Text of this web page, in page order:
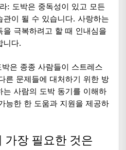
: 도박은 중독성이 있고 모든
관이 될 수 있습니다. 사랑하는
을 극복하려고 할 때 인내심을
니다.
은 종종 사람들이 스트레스
른 문제들에 대처하기 위한 방
는 사람의 도박 동기를 이해하
능한 한 도움과 지원을 제공하
가장 필요한 것은